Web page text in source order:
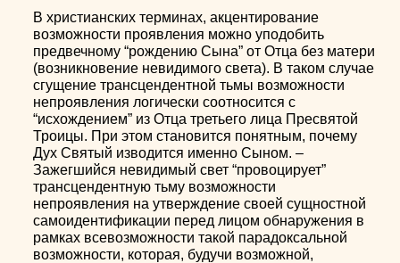
В христианских терминах, акцентирование
возможности проявления можно уподобить
предвечному “рождению Сына” от Отца без матери
(возникновение невидимого света). В таком случае
сгущение трансцендентной тьмы возможности
непроявления логически соотносится с
“исхождением” из Отца третьего лица Пресвятой
Троицы. При этом становится понятным, почему
Дух Святый изводится именно Сыном. –
Зажегшийся невидимый свет “провоцирует”
трансцендентную тьму возможности
непроявления на утверждение своей сущностной
самоидентификации перед лицом обнаружения в
рамках всевозможности такой парадоксальной
возможности, которая, будучи возможной,